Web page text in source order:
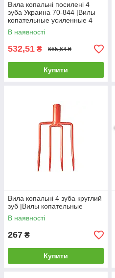
Вила копальні посилені 4
зуба Украина 70-844 |Вилы
копательные усиленные 4
зуба Украина
В наявності
532,51 ₴ 665,64 ₴
Купити
Вила копальні 4 зуба круглий
зуб |Вилы копательные
В наявності
267 ₴
Купити